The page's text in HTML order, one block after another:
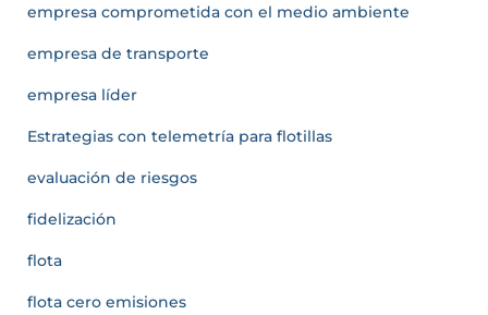
empresa comprometida con el medio ambiente
empresa de transporte
empresa líder
Estrategias con telemetría para flotillas
evaluación de riesgos
fidelización
flota
flota cero emisiones